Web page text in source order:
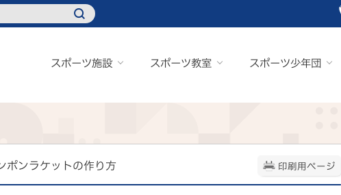
スポーツ施設 スポーツ教室 スポーツ少年団
印刷用ページ
ポンラケットの作り方